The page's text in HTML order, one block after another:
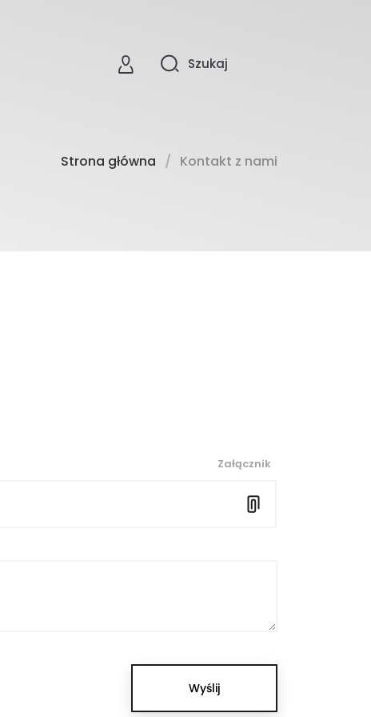
Szukaj
Strona główna Kontakt z nami
Załącznik